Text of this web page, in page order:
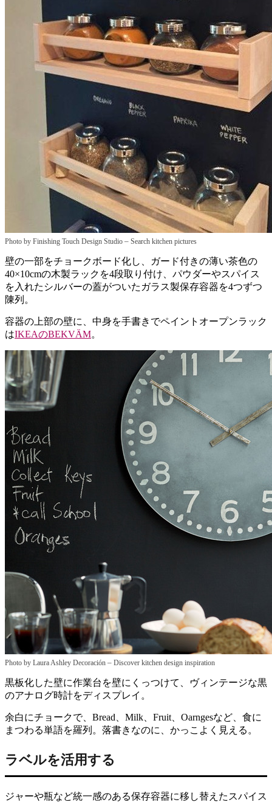
Photo by Finishing Touch Design Studio – Search kitchen pictures
壁の一部をチョークボード化し、ガード付きの薄い茶色の
40×10cmの木製ラックを4段取り付け、パウダーやスパイス
を入れたシルバーの蓋がついたガラス製保存容器を4つずつ
陳列。
容器の上部の壁に、中身を手書きでペイントオープンラック
はIKEAのBEKVÄM。
Photo by Laura Ashley Decoración – Discover kitchen design inspiration
黒板化した壁に作業台を壁にくっつけて、ヴィンテージな黒
のアナログ時計をディスプレイ。
余白にチョークで、Bread、Milk、Fruit、Oarngesなど、食に
まつわる単語を羅列。落書きなのに、かっこよく見える。
ラベルを活用する
ジャーや瓶など統一感のある保存容器に移し替えたスパイス